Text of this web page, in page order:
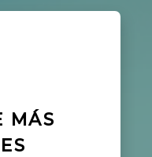
MÁS